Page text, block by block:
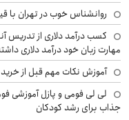
روانشناس خوب در تهران با
کسب درآمد دلاری از تدریس
مهارت زبان خود درآمد دلاری
آموزش نکات مهم قبل از خرید
لی لی فومی و پازل آموزشی
جذاب برای رشد کودکان